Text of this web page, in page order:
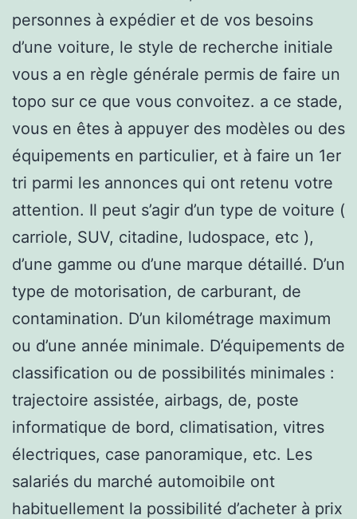
personnes à expédier et de vos besoins
d’une voiture, le style de recherche initiale
vous a en règle générale permis de faire un
topo sur ce que vous convoitez. a ce stade,
vous en êtes à appuyer des modèles ou des
équipements en particulier, et à faire un 1er
tri parmi les annonces qui ont retenu votre
attention. Il peut s’agir d’un type de voiture (
carriole, SUV, citadine, ludospace, etc ),
d’une gamme ou d’une marque détaillé. D’un
type de motorisation, de carburant, de
contamination. D’un kilométrage maximum
ou d’une année minimale. D’équipements de
classification ou de possibilités minimales :
trajectoire assistée, airbags, de, poste
informatique de bord, climatisation, vitres
électriques, case panoramique, etc. Les
salariés du marché automoibile ont
habituellement la possibilité d’acheter à prix